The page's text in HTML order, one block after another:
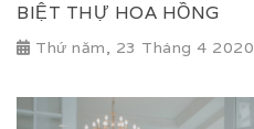
BIỆT THỰ HOA HỒNG
Thứ năm, 23 Tháng 4 2020